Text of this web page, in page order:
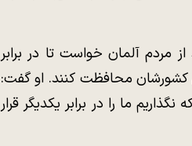
مردم آلمان خواست تا در برابر
کشورشان محافظت کنند. او گفت:
ما را در برابر یکدیگر قرار